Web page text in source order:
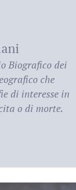
Biografico dei
che
di interesse in
o di morte.